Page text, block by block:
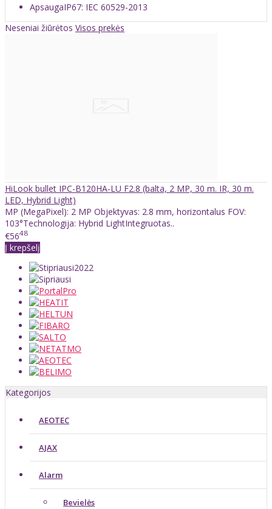
ApsaugaIP67: IEC 60529-2013
Neseniai žiūrėtos Visos prekės
HiLook bullet IPC-B120HA-LU F2.8 (balta, 2 MP, 30 m. IR, 30 m.
LED, Hybrid Light)
MP (MegaPixel): 2 MP Objektyvas: 2.8 mm, horizontalus FOV:
103°Technologija: Hybrid LightIntegruotas..
€5648
Į krepšelį
Kategorijos
AEOTEC
AJAX
Alarm
Bevielės